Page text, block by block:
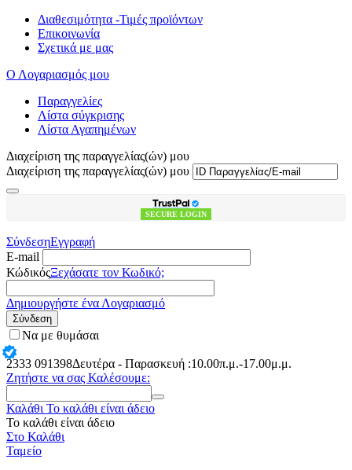
Διαθεσιμότητα -Τιμές προϊόντων
Επικοινωνία
Σχετικά με μας
Ο Λογαριασμός μου
Παραγγελίες
Λίστα σύγκρισης
Λίστα Αγαπημένων
Διαχείριση της παραγγελίας(ών) μου
Διαχείριση της παραγγελίας(ών) μου
SECURE LOGIN
ΣύνδεσηΕγγραφή
E-mail
ΚώδικόςΞεχάσατε τον Κωδικό;
Δημιουργήστε ένα Λογαριασμό
Σύνδεση
Να με θυμάσαι
2333 091398Δευτέρα - Παρασκευή :10.00π.μ.-17.00μ.μ.
Ζητήστε να σας Καλέσουμε:
Καλάθι Το καλάθι είναι άδειο
Το καλάθι είναι άδειο
Στο Καλάθι
Ταμείο